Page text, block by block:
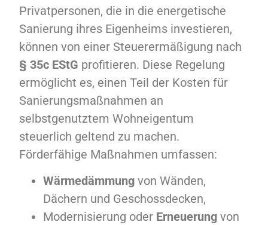
Privatpersonen, die in die energetische
Sanierung ihres Eigenheims investieren,
können von einer Steuerermäßigung nach
§ 35c EStG profitieren. Diese Regelung
ermöglicht es, einen Teil der Kosten für
Sanierungsmaßnahmen an
selbstgenutztem Wohneigentum
steuerlich geltend zu machen.
Förderfähige Maßnahmen umfassen:
Wärmedämmung von Wänden,
Dächern und Geschossdecken,
Modernisierung oder Erneuerung von